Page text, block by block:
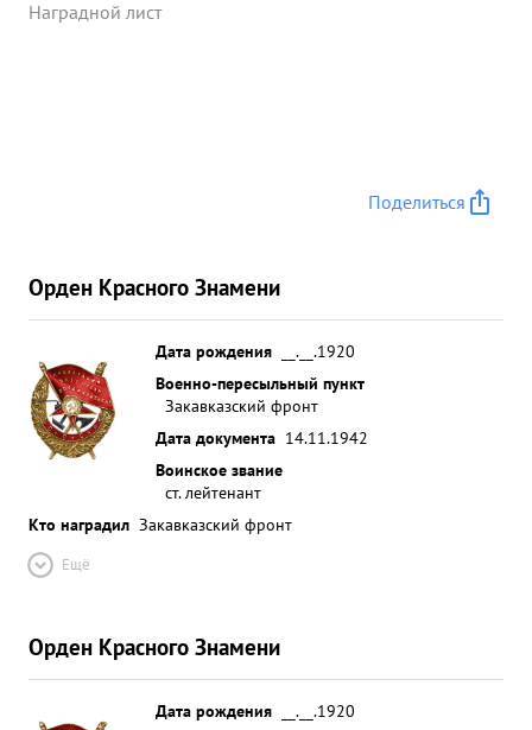
Наградной лист
Поделиться
Орден Красного Знамени
Дата рождения
__.__.1920
Военно-пересыльный пункт
Закавказский фронт
Дата документа 14.11.1942
Воинское звание
ст. лейтенант
Кто наградил Закавказский фронт
Ещё
Орден Красного Знамени
Дата рождения
__.__.1920